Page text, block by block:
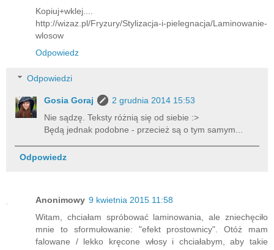
Kopiuj+wklej....
http://wizaz.pl/Fryzury/Stylizacja-i-pielegnacja/Laminowanie-
wlosow
Odpowiedz
Odpowiedzi
Gosia Goraj
2 grudnia 2014 15:53
Nie sądzę. Teksty różnią się od siebie :>
Będą jednak podobne - przecież są o tym samym...
Odpowiedz
Anonimowy 9 kwietnia 2015 11:58
Witam, chciałam spróbować laminowania, ale zniechęciło
mnie to sformułowanie: "efekt prostownicy". Otóż mam
falowane / lekko kręcone włosy i chciałabym, aby takie